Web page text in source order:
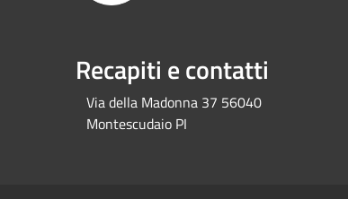
Recapiti e contatti
Via della Madonna 37 56040
Montescudaio PI